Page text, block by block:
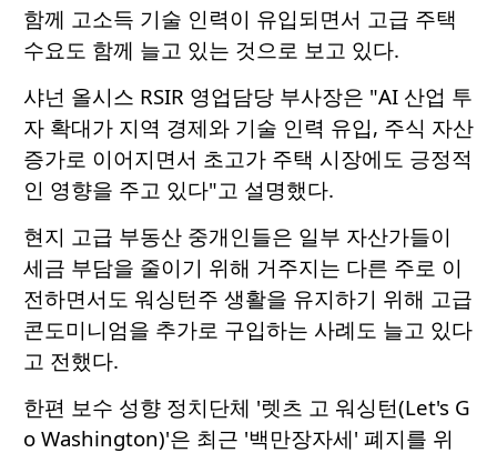
함께 고소득 기술 인력이 유입되면서 고급 주택
수요도 함께 늘고 있는 것으로 보고 있다.
샤넌 올시스 RSIR 영업담당 부사장은 "AI 산업 투
자 확대가 지역 경제와 기술 인력 유입, 주식 자산
증가로 이어지면서 초고가 주택 시장에도 긍정적
인 영향을 주고 있다"고 설명했다.
현지 고급 부동산 중개인들은 일부 자산가들이
세금 부담을 줄이기 위해 거주지는 다른 주로 이
전하면서도 워싱턴주 생활을 유지하기 위해 고급
콘도미니엄을 추가로 구입하는 사례도 늘고 있다
고 전했다.
한편 보수 성향 정치단체 '렛츠 고 워싱턴(Let's G
o Washington)'은 최근 '백만장자세' 폐지를 위